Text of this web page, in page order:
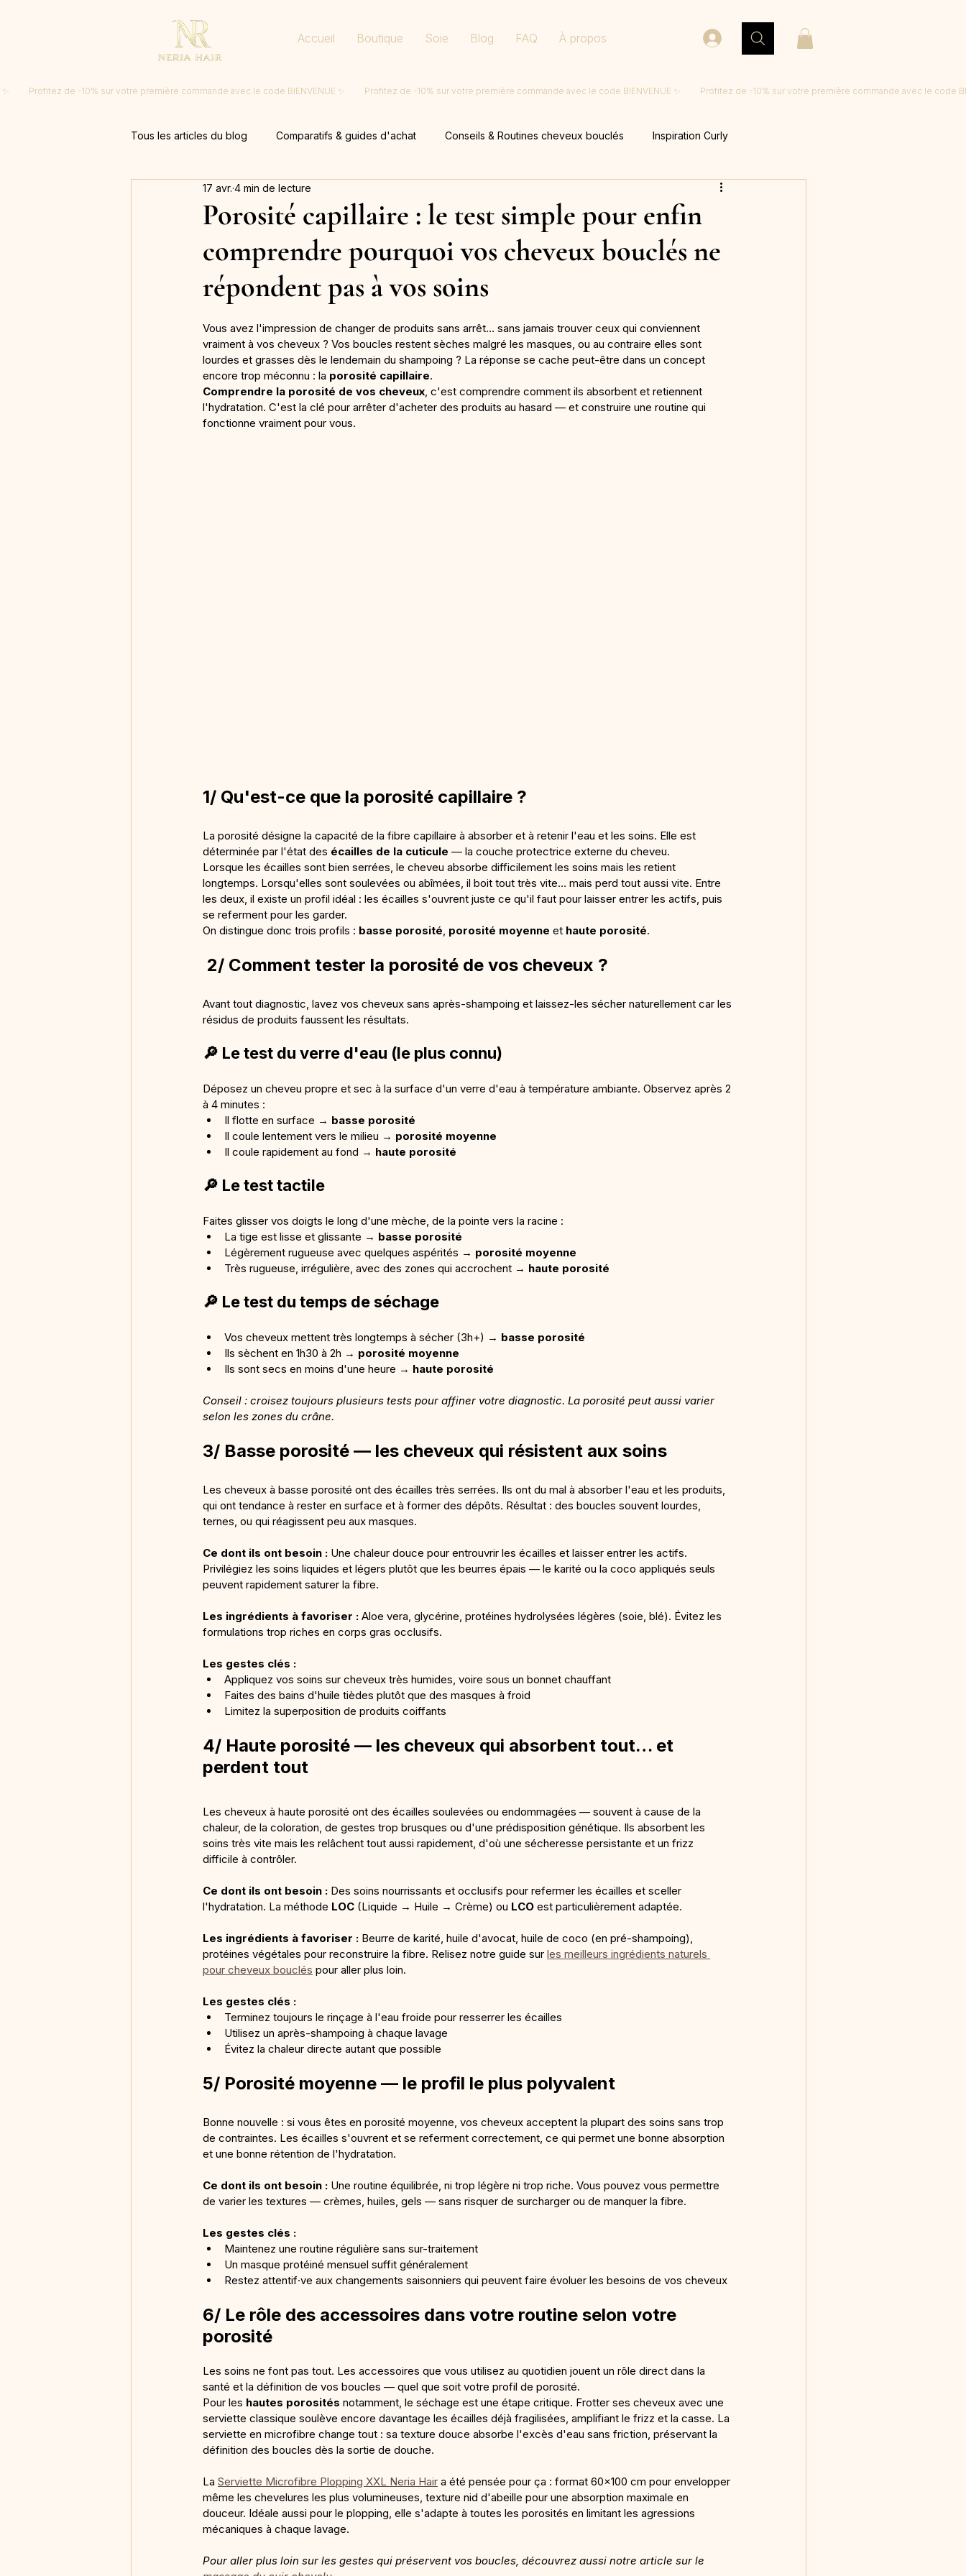
Accueil Boutique Soie Blog FAQ À propos
✨         Profitez de -10% sur votre première commande avec le code BIENVENUE
Tous les articles du blog Comparatifs & guides d'achat Conseils & Routines cheveux bouclés Inspiration Curly
Actualités Neria Hair
Porosité capillaire : le test simple pour enfin
comprendre pourquoi vos cheveux bouclés ne
répondent pas à vos soins
17 avr. 4 min de lecture
Vous avez l'impression de changer de produits sans arrêt… sans jamais trouver ceux qui conviennent
vraiment à vos cheveux ? Vos boucles restent sèches malgré les masques, ou au contraire elles sont
lourdes et grasses dès le lendemain du shampoing ? La réponse se cache peut-être dans un concept
encore trop méconnu : la porosité capillaire.
Comprendre la porosité de vos cheveux , c'est comprendre comment ils absorbent et retiennent
l'hydratation. C'est la clé pour arrêter d'acheter des produits au hasard — et construire une routine qui
fonctionne vraiment pour vous.
1/ Qu'est-ce que la porosité capillaire ?
La porosité désigne la capacité de la fibre capillaire à absorber et à retenir l'eau et les soins. Elle est
déterminée par l'état des écailles de la cuticule — la couche protectrice externe du cheveu.
Lorsque les écailles sont bien serrées, le cheveu absorbe difficilement les soins mais les retient
longtemps. Lorsqu'elles sont soulevées ou abîmées, il boit tout très vite… mais perd tout aussi vite. Entre
les deux, il existe un profil idéal : les écailles s'ouvrent juste ce qu'il faut pour laisser entrer les actifs, puis
se referment pour les garder.
On distingue donc trois profils : basse porosité, porosité moyenne et haute porosité.
2/ Comment tester la porosité de vos cheveux ?
Avant tout diagnostic, lavez vos cheveux sans après-shampoing et laissez-les sécher naturellement car les
résidus de produits faussent les résultats.
🔎 Le test du verre d'eau (le plus connu)
Déposez un cheveu propre et sec à la surface d'un verre d'eau à température ambiante. Observez après 2
à 4 minutes :
Il flotte en surface → basse porosité
Il coule lentement vers le milieu → porosité moyenne
Il coule rapidement au fond → haute porosité
🔎 Le test tactile
Faites glisser vos doigts le long d'une mèche, de la pointe vers la racine :
La tige est lisse et glissante → basse porosité
Légèrement rugueuse avec quelques aspérités → porosité moyenne
Très rugueuse, irrégulière, avec des zones qui accrochent → haute porosité
🔎 Le test du temps de séchage
Vos cheveux mettent très longtemps à sécher (3h+) → basse porosité
Ils sèchent en 1h30 à 2h → porosité moyenne
Ils sont secs en moins d'une heure → haute porosité
Conseil : croisez toujours plusieurs tests pour affiner votre diagnostic. La porosité peut aussi varier
selon les zones du crâne.
3/ Basse porosité — les cheveux qui résistent aux soins
Les cheveux à basse porosité ont des écailles très serrées. Ils ont du mal à absorber l'eau et les produits,
qui ont tendance à rester en surface et à former des dépôts. Résultat : des boucles souvent lourdes,
ternes, ou qui réagissent peu aux masques.
Ce dont ils ont besoin : Une chaleur douce pour entrouvrir les écailles et laisser entrer les actifs.
Privilégiez les soins liquides et légers plutôt que les beurres épais — le karité ou la coco appliqués seuls
peuvent rapidement saturer la fibre.
Les ingrédients à favoriser : Aloe vera, glycérine, protéines hydrolysées légères (soie, blé). Évitez les
formulations trop riches en corps gras occlusifs.
Les gestes clés :
Appliquez vos soins sur cheveux très humides, voire sous un bonnet chauffant
Faites des bains d'huile tièdes plutôt que des masques à froid
Limitez la superposition de produits coiffants
4/ Haute porosité — les cheveux qui absorbent tout… et
perdent tout
Les cheveux à haute porosité ont des écailles soulevées ou endommagées — souvent à cause de la
chaleur, de la coloration, de gestes trop brusques ou d'une prédisposition génétique. Ils absorbent les
soins très vite mais les relâchent tout aussi rapidement, d'où une sécheresse persistante et un frizz
difficile à contrôler.
Ce dont ils ont besoin : Des soins nourrissants et occlusifs pour refermer les écailles et sceller
l'hydratation. La méthode LOC (Liquide → Huile → Crème) ou LCO est particulièrement adaptée.
Les ingrédients à favoriser : Beurre de karité, huile d'avocat, huile de coco (en pré-shampoing),
protéines végétales pour reconstruire la fibre. Relisez notre guide sur les meilleurs ingrédients naturels
pour cheveux bouclés pour aller plus loin.
Les gestes clés :
Terminez toujours le rinçage à l'eau froide pour resserrer les écailles
Utilisez un après-shampoing à chaque lavage
Évitez la chaleur directe autant que possible
5/ Porosité moyenne — le profil le plus polyvalent
Bonne nouvelle : si vous êtes en porosité moyenne, vos cheveux acceptent la plupart des soins sans trop
de contraintes. Les écailles s'ouvrent et se referment correctement, ce qui permet une bonne absorption
et une bonne rétention de l'hydratation.
Ce dont ils ont besoin : Une routine équilibrée, ni trop légère ni trop riche. Vous pouvez vous permettre
de varier les textures — crèmes, huiles, gels — sans risquer de surcharger ou de manquer la fibre.
Les gestes clés :
Maintenez une routine régulière sans sur-traitement
Un masque protéiné mensuel suffit généralement
Restez attentif·ve aux changements saisonniers qui peuvent faire évoluer les besoins de vos cheveux
6/ Le rôle des accessoires dans votre routine selon votre
porosité
Les soins ne font pas tout. Les accessoires que vous utilisez au quotidien jouent un rôle direct dans la
santé et la définition de vos boucles — quel que soit votre profil de porosité.
Pour les hautes porosités notamment, le séchage est une étape critique. Frotter ses cheveux avec une
serviette classique soulève encore davantage les écailles déjà fragilisées, amplifiant le frizz et la casse. La
serviette en microfibre change tout : sa texture douce absorbe l'excès d'eau sans friction, préservant la
définition des boucles dès la sortie de douche.
La Serviette Microfibre Plopping XXL Neria Hair a été pensée pour ça : format 60x100 cm pour envelopper
même les chevelures les plus volumineuses, texture nid d'abeille pour une absorption maximale en
douceur. Idéale aussi pour le plopping, elle s'adapte à toutes les porosités en limitant les agressions
mécaniques à chaque lavage.
Pour aller plus loin sur les gestes qui préservent vos boucles, découvrez aussi notre article sur le